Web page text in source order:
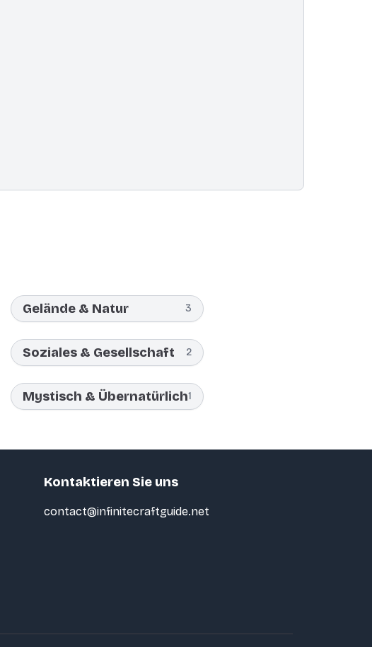
Gelände & Natur 3
Soziales & Gesellschaft 2
Mystisch & Übernatürlich1
Kontaktieren Sie uns
contact@infinitecraftguide.net